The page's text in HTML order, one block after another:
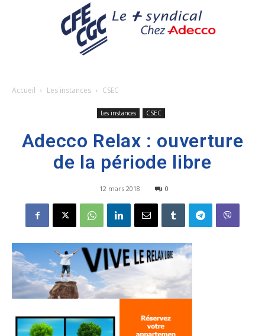
Accueil Les instances CSEC
Les instances CSEC
Adecco Relax : ouverture
de la période libre
12 mars 2018 0